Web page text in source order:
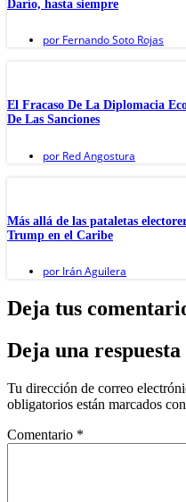
Darío, hasta siempre
por Fernando Soto Rojas
El Fracaso De La Diplomacia
De Las Sanciones
por Red Angostura
Más allá de las pataletas
Trump en el Caribe
por Irán Aguilera
Deja tus
Deja una respuesta
Tu dirección de correo
obligatorios están marcados con
Comentario *